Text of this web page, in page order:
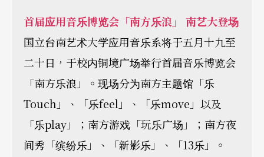
首届应用音乐博览会「南方乐浪」 南艺大登场
国立台南艺术大学应用音乐系将于五月十九至
二十日，于校内铜境广场举行首届音乐博览会
「南方乐浪」。现场分为南方主题馆「乐
Touch」、「乐feel」、「乐move」以及
「乐play」；南方游戏「玩乐广场」；南方夜
间秀「缤纷乐」、「新影乐」、「13乐」。